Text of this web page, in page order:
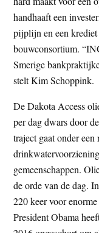
handhaaft een
pijplijn en een
bouwconsortium.
Smerige
stelt Kim Schoppink.
De Dakota Access
per dag dwars door
traject gaat onder
gemeenschappen.
de orde van de dag.
220 keer voor
President Obama